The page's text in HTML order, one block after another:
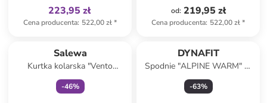
223,95 zł
Cena producenta: 522,00 zł*
od: 219,95 zł
Cena producenta: 522,00 zł*
Salewa
Kurtka kolarska "Vento
Merino" w kolorze beżowo-
jasnobrązowym
-46%
DYNAFIT
Spodnie "ALPINE WARM" w
kolorze czarnym do biegania
-63%